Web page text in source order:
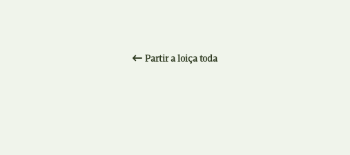
Partir a loiça toda